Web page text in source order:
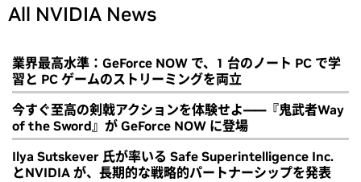
All NVIDIA News
業界最高水準：GeForce NOW で、1 台のノート PC で学
習と PC ゲームのストリーミングを両立
今すぐ至高の剣戟アクションを体験せよ――『鬼武者Way
of the Sword』が GeForce NOW に登場
Ilya Sutskever 氏が率いる Safe Superintelligence Inc.
とNVIDIA が、長期的な戦略的パートナーシップを発表